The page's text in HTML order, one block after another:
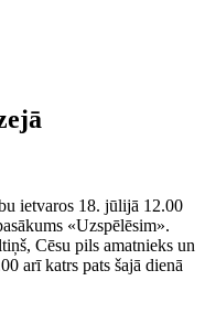
ietvaros 18. jūlijā 12.00
«Uzspēlēsim».
Cēsu pils amatnieks un
arī katrs pats šajā dienā